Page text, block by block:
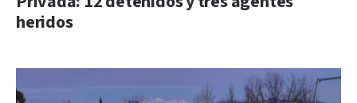
heridos